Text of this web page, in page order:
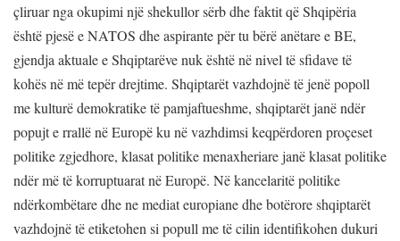
çliruar nga okupimi një shekullor sërb dhe faktit që Shqipëria
është pjesë e NATOS dhe aspirante për tu bërë anëtare e BE,
gjendja aktuale e Shqiptarëve nuk është në nivel të sfidave të
kohës në më tepër drejtime. Shqiptarët vazhdojnë të jenë popoll
me kulturë demokratike të pamjaftueshme, shqiptarët janë ndër
popujt e rrallë në Europë ku në vazhdimsi keqpërdoren proçeset
politike zgjedhore, klasat politike menaxheriare janë klasat politike
ndër më të korruptuarat në Europë. Në kancelaritë politike
ndërkombëtare dhe ne mediat europiane dhe botërore shqiptarët
vazhdojnë të etiketohen si popull me të cilin identifikohen dukuri